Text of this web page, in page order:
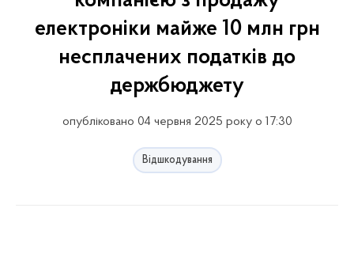
електроніки майже 10 млн грн
несплачених податків до
держбюджету
опубліковано 04 червня 2025 року о 17:30
Відшкодування